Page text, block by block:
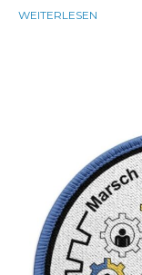
WEITERLESEN